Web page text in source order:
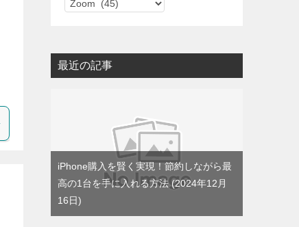
リ
ー
最近の記事
iPhone購入を賢く実現！節約しながら最
高の1台を手に入れる方法 2024年12月
16日